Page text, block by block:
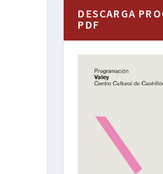
DESCARGA
PDF